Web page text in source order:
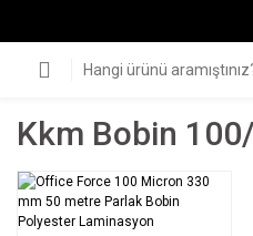
Kkm Bobin